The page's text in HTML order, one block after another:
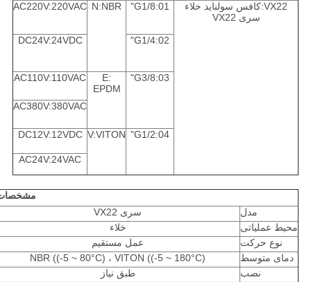
VX22:کافس سولناید خلاء
سری VX22
01:G1/8"
N:NBR
AC220V:220VAC
02:G1/4"
DC24V:24VDC
03:G3/8"
E:
EPDM
AC110V:110VAC
AC380V:380VAC
04:G1/2"
V:VITON
DC12V:12VDC
AC24V:24VAC
مدل
سری VX22
محیط عملیاتی
خلاء
نوع حرکت
عمل مستقیم
دمای متوسط
NBR ((-5 ~ 80°C) ، VITON ((-5 ~ 180°C)
نصب
طبق نیاز